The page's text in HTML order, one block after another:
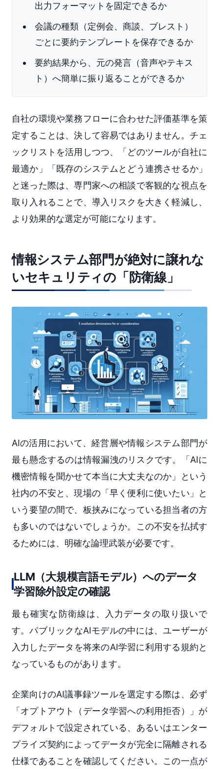
出力フォーマットを固定できるか
会議の種類（定例会、商談、ブレスト）
ごとに要約テンプレートを保存できるか
要約結果から、元の発言（音声やテキス
ト）へ簡単に振り返ることができるか
自社の環境や業務フローに合わせた評価基準を策
定することは、決して容易ではありません。チェ
ックリストを活用しつつ、「どのツールが自社に
最適か」「既存のシステムとどう連携させるか」
と迷った際は、専門家への相談で客観的な視点を
取り入れることで、導入リスクを大きく軽減し、
より効果的な選定が可能になります。
情報システム部門が絶対に譲れな
いセキュリティの「防衛線」
AIの活用において、経営層や情報システム部門が
最も懸念するのは情報漏洩のリスクです。「AIに
機密情報を聞かせて本当に大丈夫なのか」という
社内の不安と、現場の「早く便利に使いたい」と
いう要望の間で、板挟みになっている担当者の方
も多いのではないでしょうか。この不安を払拭す
るためには、明確な論理武装が必要です。
LLM（大規模言語モデル）へのデータ
学習除外設定の確認
最も確実な防衛線は、入力データの取り扱いで
す。パブリックなAIモデルの中には、ユーザーが
入力したデータを将来のAI学習に利用する規約と
なっているものがあります。
企業向けのAI議事録ツールを選定する際は、必ず
「オプトアウト（データ学習への利用拒否）」が
デフォルトで設定されている、あるいはエンター
プライズ契約によってデータが完全に隔離される
仕様であることを確認してください。この一点が